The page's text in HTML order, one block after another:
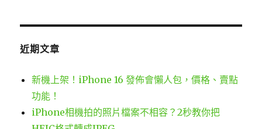
近期文章
新機上架！iPhone 16 發佈會懶人包，價格、賣點
功能！
iPhone相機拍的照片檔案不相容？2秒教你把